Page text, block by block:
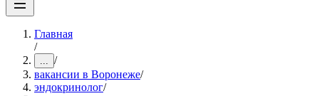
Главная
/
... /
вакансии в Воронеже/
эндокринолог/